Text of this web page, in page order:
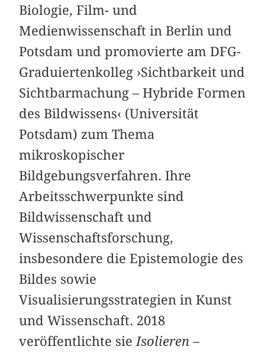
Biologie, Film- und
Medienwissenschaft in Berlin und
Potsdam und promovierte am DFG-
Graduiertenkolleg ›Sichtbarkeit und
Sichtbarmachung – ­Hybride Formen
des Bildwissens‹ (Universität
Potsdam) zum Thema
mikroskopischer
Bildgebungsverfahren. Ihre
Arbeitsschwerpunkte sind
Bildwissenschaft und
Wissenschaftsforschung,
insbesondere die Epistemologie des
Bildes sowie
Visualisierungsstrategien in Kunst
und ­Wissenschaft. 2018
veröffentlichte sie Isolieren –